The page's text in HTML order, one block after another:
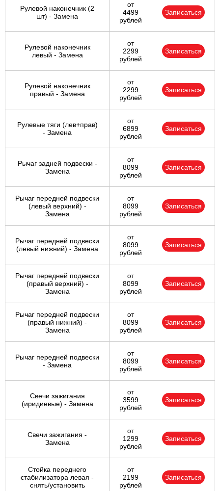
Рулевой наконечник (2
шт) - Замена
от
4499
рублей
Записаться
Рулевой наконечник
левый - Замена
от
2299
рублей
Записаться
Рулевой наконечник
правый - Замена
от
2299
рублей
Записаться
Рулевые тяги (лев+прав)
- Замена
от
6899
рублей
Записаться
Рычаг задней подвески -
Замена
от
8099
рублей
Записаться
Рычаг передней подвески
(левый верхний) -
Замена
от
8099
рублей
Записаться
Рычаг передней подвески
(левый нижний) - Замена
от
8099
рублей
Записаться
Рычаг передней подвески
(правый верхний) -
Замена
от
8099
рублей
Записаться
Рычаг передней подвески
(правый нижний) -
Замена
от
8099
рублей
Записаться
Рычаг передней подвески
- Замена
от
8099
рублей
Записаться
Свечи зажигания
(иридиевые) - Замена
от
3599
рублей
Записаться
Свечи зажигания -
Замена
от
1299
рублей
Записаться
Стойка переднего
стабилизатора левая -
снять/установить
от
2199
рублей
Записаться